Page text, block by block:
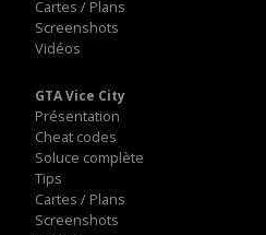
Cartes / Plans
Screenshots
Vidéos
GTA Vice City
Présentation
Cheat codes
Soluce complète
Tips
Cartes / Plans
Screenshots